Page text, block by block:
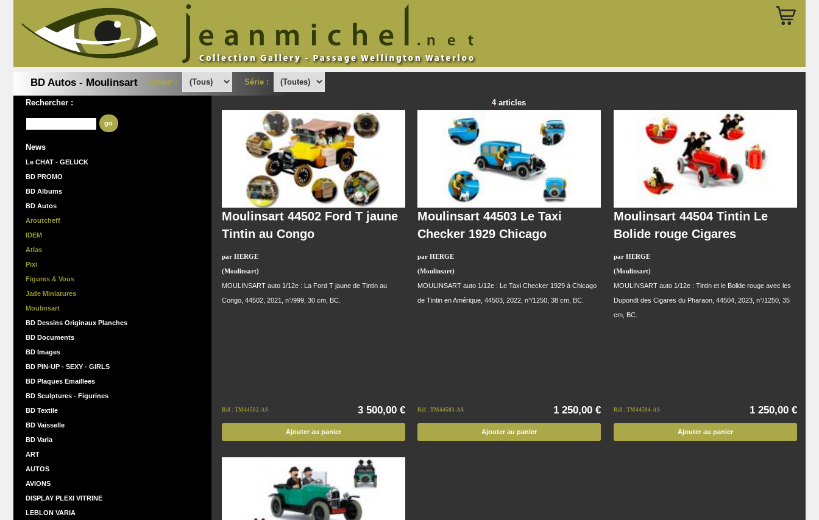
BD Autos - Moulinsart Auteur : Série :
Rechercher :
go
News
Le CHAT - GELUCK
BD PROMO
BD Albums
BD Autos
Aroutcheff
IDEM
Atlas
Pixi
Figures & Vous
Jade Miniatures
Moulinsart
BD Dessins Originaux Planches
BD Documents
BD Images
BD PIN-UP - SEXY - GIRLS
BD Plaques Emaillees
BD Sculptures - Figurines
BD Textile
BD Vaisselle
BD Varia
ART
AUTOS
AVIONS
DISPLAY PLEXI VITRINE
LEBLON VARIA
4 articles
Moulinsart 44502 Ford T jaune
Tintin au Congo
par HERGE
(Moulinsart)
MOULINSART auto 1/12e : La Ford T jaune de Tintin au
Congo, 44502, 2021, n°/999, 30 cm, BC.
Réf : TM44502-AS 3 500,00 €
Ajouter au panier
Moulinsart 44503 Le Taxi
Checker 1929 Chicago
par HERGE
(Moulinsart)
MOULINSART auto 1/12e : Le Taxi Checker 1929 à Chicago
de Tintin en Amérique, 44503, 2022, n°/1250, 38 cm, BC.
Réf : TM44503-AS 1 250,00 €
Ajouter au panier
Moulinsart 44504 Tintin Le
Bolide rouge Cigares
par HERGE
(Moulinsart)
MOULINSART auto 1/12e : Tintin et le Bolide rouge avec les
Dupondt des Cigares du Pharaon, 44504, 2023, n°/1250, 35
cm, BC.
Réf : TM44504-AS 1 250,00 €
Ajouter au panier